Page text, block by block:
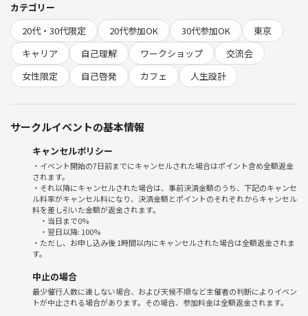
今回は、新橋エリアのオシャレなカフェで、
オリジナルのワークシートを使ったジャーナリングをしながら、
☑ 自分が大切にしている価値観
☑ 仕事・人生で本当に求めていること
☑ 自分らしい強みや傾向
いわゆる意識高い交流会でもありません。
でも、
「仕事も人生も、自分なりにちゃんと考えたい。」
そんな女性同士だからこそ、
自然と深い話ができる時間になると思っています。
私自身、仕事を頑張る中で、
会社の外で出会った人や本、価値観に何度も視野を広げてもらいまし
だから今回は、
ただワークをするだけではなく、
「またこの人たちと話したい」
カテゴリー
20代・30代限定
20代参加OK 30代参加OK
東京
キャリア
自己理解 ワークショップ
交流会
女性限定
自己啓発 カフェ 人生設計
サークルイベントの基本情報
キャンセルポリシー
・イベント開始の7日前までにキャンセルされた場合はポイント含め全額返金
されます。
・それ以降にキャンセルされた場合は、事前決済金額のうち、下記のキャンセ
ル料率がキャンセル料になり、決済金額とポイントのそれぞれからキャンセル
料を差し引いた金額が返金されます。
・当日まで0%
・翌日以降: 100%
・ただし、お申し込み後 1時間以内にキャンセルされた場合は全額返金されま
す。
中止の場合
最少催行人数に達しない場合、および天候不順など主催者の判断によりイベン
トが中止される場合があります。その場合、参加料金は全額返金されます。